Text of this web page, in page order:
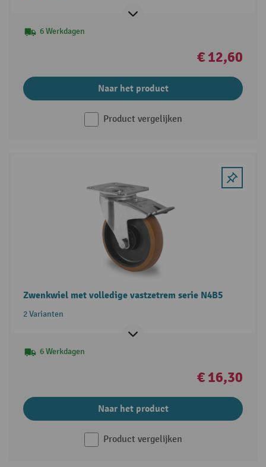
6 Werkdagen
€ 12,60
Naar het product
Product vergelijken
Zwenkwiel met volledige vastzetrem serie N4B5
2 Varianten
6 Werkdagen
€ 16,30
Naar het product
Product vergelijken